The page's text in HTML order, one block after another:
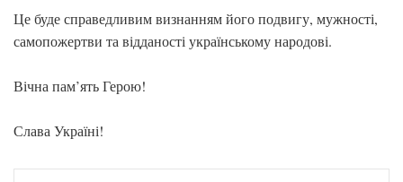
Це буде справедливим визнанням його подвигу, мужності,
самопожертви та відданості українському народові.
Вічна пам’ять Герою!
Слава Україні!